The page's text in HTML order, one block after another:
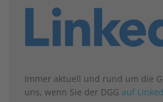
Immer aktuell und rund um die
uns, wenn Sie der DGG auf